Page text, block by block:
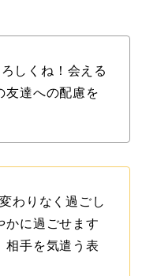
しくね！会える
友達への配慮を
わりなく過ごし
かに過ごせます
相手を気遣う表